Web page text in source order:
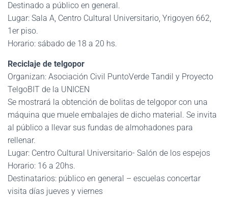
Destinado a público en general.
Lugar: Sala A, Centro Cultural Universitario, Yrigoyen 662,
1er piso.
Horario: sábado de 18 a 20 hs.
Reciclaje de telgopor
Organizan: Asociación Civil PuntoVerde Tandil y Proyecto
TelgoBIT de la UNICEN
Se mostrará la obtención de bolitas de telgopor con una
máquina que muele embalajes de dicho material. Se invita
al público a llevar sus fundas de almohadones para
rellenar.
Lugar: Centro Cultural Universitario- Salón de los espejos
Horario: 16 a 20hs.
Destinatarios: público en general – escuelas concertar
visita días jueves y viernes